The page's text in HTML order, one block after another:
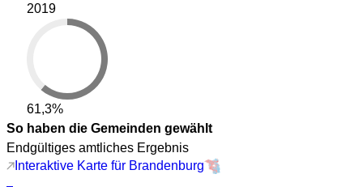
2019
61,3%
So haben die Gemeinden gewählt
Endgültiges amtliches Ergebnis
Interaktive Karte für Brandenburg